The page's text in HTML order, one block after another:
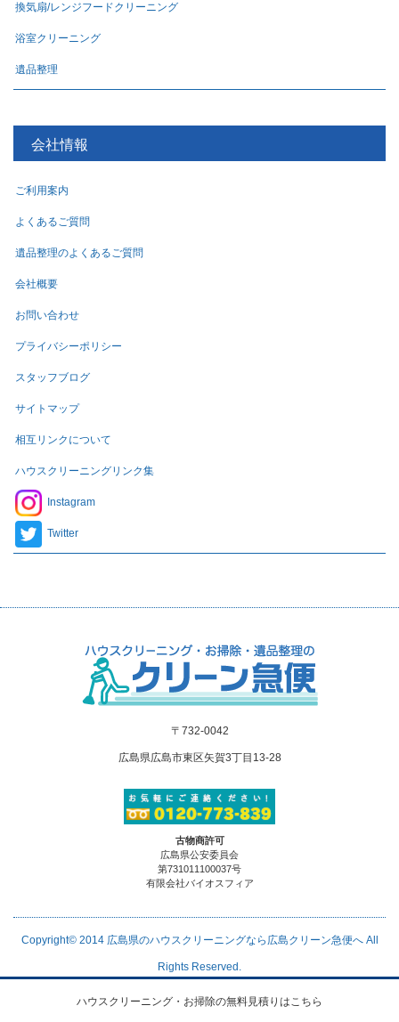
換気扇/レンジフードクリーニング
浴室クリーニング
遺品整理
会社情報
ご利用案内
よくあるご質問
遺品整理のよくあるご質問
会社概要
お問い合わせ
プライバシーポリシー
スタッフブログ
サイトマップ
相互リンクについて
ハウスクリーニングリンク集
Instagram
Twitter
〒732-0042
広島県広島市東区矢賀3丁目13-28
古物商許可
広島県公安委員会
第731011100037号
有限会社バイオスフィア
Copyright© 2014 広島県のハウスクリーニングなら広島クリーン急便へAll
Rights Reserved.
ハウスクリーニング・お掃除の無料見積りはこちら